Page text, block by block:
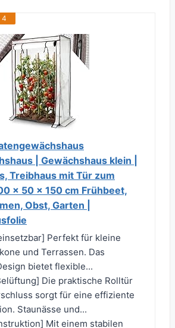
4
| Gewächshaus klein |
Treibhaus mit Tür zum
x 50 x 150 cm Frühbeet,
Obst, Garten |
Perfekt für kleine
und Terrassen. Das
bietet flexible...
Die praktische Rolltür
sorgt für eine effiziente
Staunässe und...
Mit einem stabilen